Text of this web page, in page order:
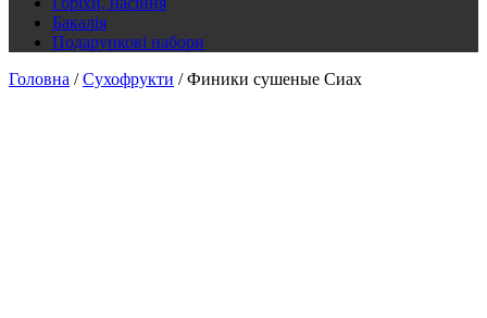
Бакалія
Подарункові набори
Головна /Сухофрукти / Финики сушеные Сиах